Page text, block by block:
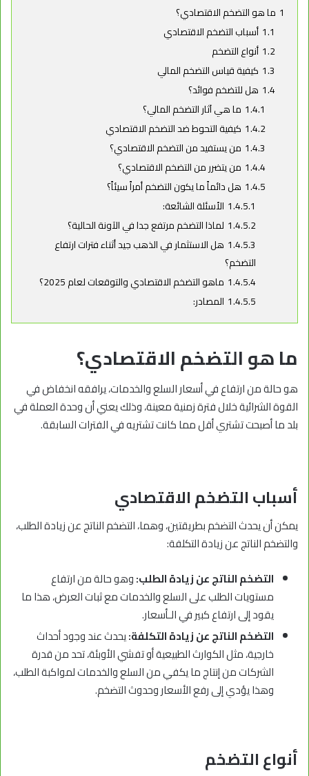
1 ما هو التضخم الاقتصادي؟
1.1 أسباب التضخم الاقتصادي
1.2 أنواع التضخم
1.3 كيفية قياس التضخم المالي
1.4 هل للتضخم فوائد؟
1.4.1 ما هي آثار التضخم المالي؟
1.4.2 كيفية التحوط ضد التضخم الاقتصادي
1.4.3 من يستفيد من التضخم الاقتصادي؟
1.4.4 من يتضرر من التضخم الاقتصادي؟
1.4.5 هل دائماً ما يكون التضخم أمراً سيئاً؟
1.4.5.1 الأسئلة الشائعة:
1.4.5.2 لماذا التضخم مرتفع جدا في الآونة الحالية؟
1.4.5.3 هل الاستثمار في الذهب جيد أثناء فترات ارتفاع
التضخم؟
1.4.5.4 ماهو التضخم الاقتصادي والتوقعات لعام 2025؟
1.4.5.5 المصادر:
ما هو التضخم الاقتصادي؟
هو حالة من ارتفاع في أسعار السلع والخدمات، يرافقه انخفاض في
القوة الشرائية خلال فترة زمنية معينة، وذلك يعني أن وحدة العملة في
بلد ما أصبحت تشتري أقل مما كانت تشتريه في الفترات السابقة.
أسباب التضخم الاقتصادي
يمكن أن يحدث التضخم بطريقتين، وهما، التضخم الناتج عن زيادة الطلب،
والتضخم الناتج عن زيادة التكلفة:
التضخم الناتج عن زيادة الطلب:وهو حالة من ارتفاع
مستويات الطلب على السلع والخدمات مع ثبات العرض، هذا ما
يقود إلى ارتفاع كبير في الـأسعار.
التضخم الناتج عن زيادة التكلفة:يحدث عند وجود أحداث
خارجية، مثل الكوارث الطبيعية أو تفشي الأوبئة، تحد من قدرة
الشركات من إنتاج ما يكفي من السلع والخدمات لمواكبة الطلب،
وهذا يؤدي إلى رفع الأسعار وحدوث التضخم.
أنواع التضخم